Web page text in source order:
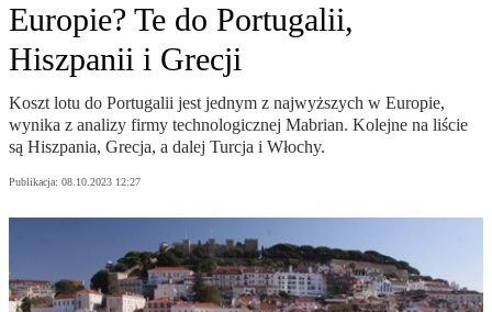
Europie? Te do Portugalii,
Hiszpanii i Grecji
Koszt lotu do Portugalii jest jednym z najwyższych w Europie,
wynika z analizy firmy technologicznej Mabrian. Kolejne na liście
są Hiszpania, Grecja, a dalej Turcja i Włochy.
Publikacja: 08.10.2023 12:27